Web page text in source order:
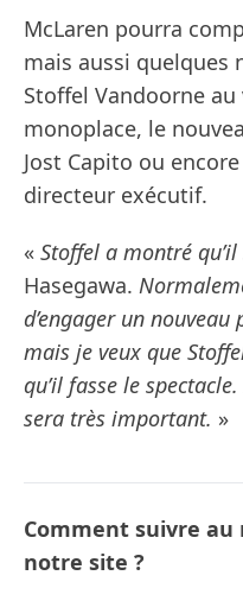
McLaren pourra
mais aussi quelques
Stoffel Vandoorne
monoplace, le
Jost Capito ou
directeur exécutif.
« Stoffel a montré
Hasegawa.
d’engager un
mais je veux que
qu’il fasse le
sera très important. »
Comment suivre au
notre site ?